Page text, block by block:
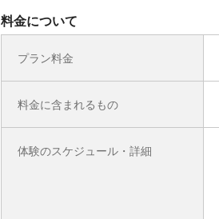
料金について
プラン料金
料金に含まれるもの
体験のスケジュール・詳細